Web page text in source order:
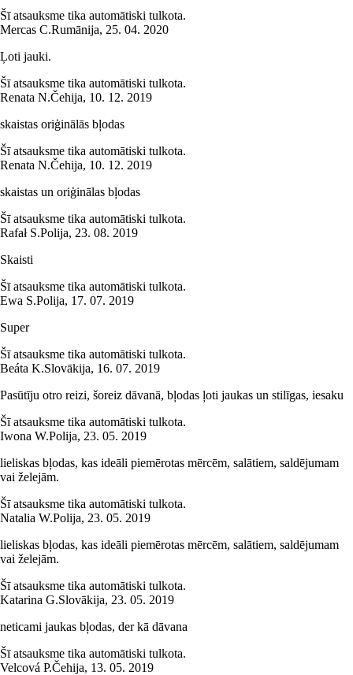
Šī atsauksme tika automātiski tulkota.
Mercas C.Rumānija, 25. 04. 2020
Ļoti jauki.
Šī atsauksme tika automātiski tulkota.
Renata N.Čehija, 10. 12. 2019
skaistas oriģinālās bļodas
Šī atsauksme tika automātiski tulkota.
Renata N.Čehija, 10. 12. 2019
skaistas un oriģinālas bļodas
Šī atsauksme tika automātiski tulkota.
Rafał S.Polija, 23. 08. 2019
Skaisti
Šī atsauksme tika automātiski tulkota.
Ewa S.Polija, 17. 07. 2019
Super
Šī atsauksme tika automātiski tulkota.
Beáta K.Slovākija, 16. 07. 2019
Pasūtīju otro reizi, šoreiz dāvanā, bļodas ļoti jaukas un stilīgas, iesaku
Šī atsauksme tika automātiski tulkota.
Iwona W.Polija, 23. 05. 2019
lieliskas bļodas, kas ideāli piemērotas mērcēm, salātiem, saldējumam
vai želejām.
Šī atsauksme tika automātiski tulkota.
Natalia W.Polija, 23. 05. 2019
lieliskas bļodas, kas ideāli piemērotas mērcēm, salātiem, saldējumam
vai želejām.
Šī atsauksme tika automātiski tulkota.
Katarina G.Slovākija, 23. 05. 2019
neticami jaukas bļodas, der kā dāvana
Šī atsauksme tika automātiski tulkota.
Velcová P.Čehija, 13. 05. 2019